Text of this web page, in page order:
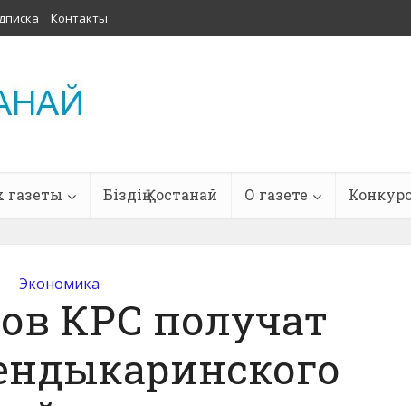
Контакты
газеты Біздің Қостанай О газете
Экономика
КРС получат